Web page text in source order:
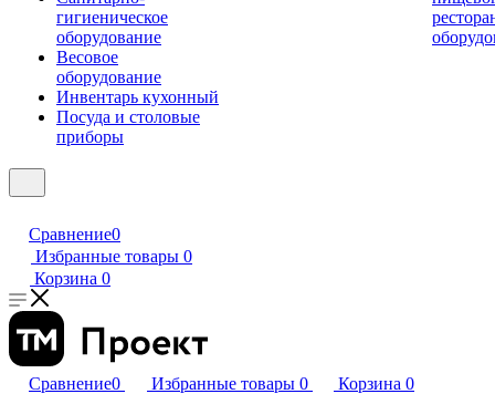
гигиеническое
оборудование
Весовое
оборудование
Инвентарь кухонный
Посуда и столовые
приборы
Сравнение0
Избранные товары 0
Корзина 0
Сравнение0 Избранные товары 0 Корзина 0